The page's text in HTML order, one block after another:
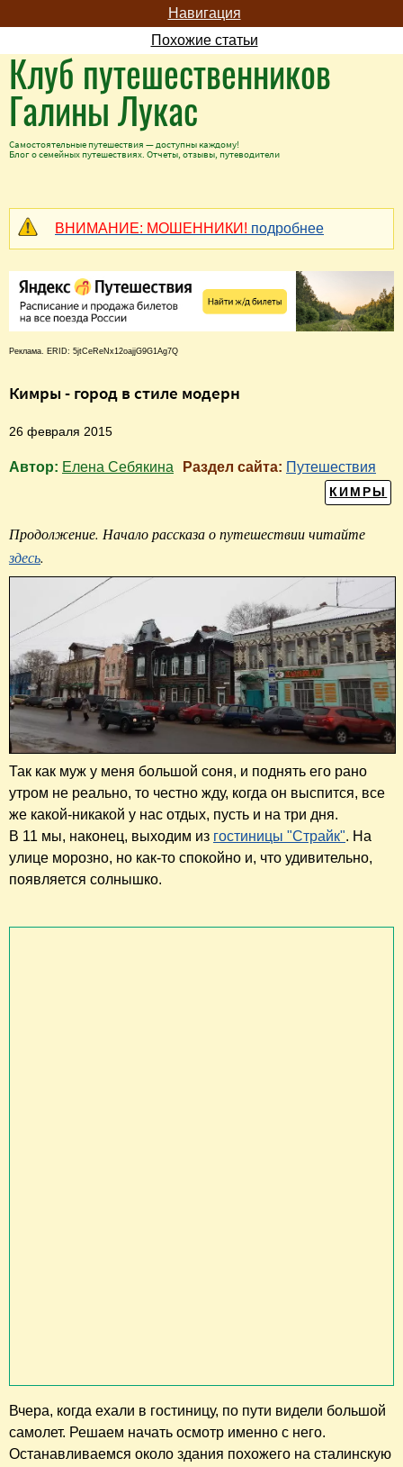
Навигация
Похожие статьи
Клуб путешественников
Галины Лукас
Самостоятельные путешествия — доступны каждому!
Блог о семейных путешествиях. Отчеты, отзывы, путеводители
ВНИМАНИЕ: МОШЕННИКИ! подробнее
Реклама. ERID: 5jtCeReNx12oajjG9G1Ag7Q
Кимры - город в стиле модерн
26 февраля 2015
Автор: Елена Себякина Раздел сайта: Путешествия
КИМРЫ
Продолжение. Начало рассказа о путешествии читайте
здесь.
Так как муж у меня большой соня, и поднять его рано
утром не реально, то честно жду, когда он выспится, все
же какой-никакой у нас отдых, пусть и на три дня.
В 11 мы, наконец, выходим из гостиницы "Страйк". На
улице морозно, но как-то спокойно и, что удивительно,
появляется солнышко.
Вчера, когда ехали в гостиницу, по пути видели большой
самолет. Решаем начать осмотр именно с него.
Останавливаемся около здания похожего на сталинскую